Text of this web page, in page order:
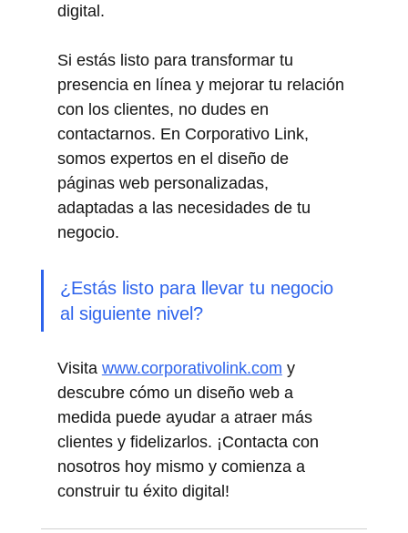
digital.
Si estás listo para transformar tu
presencia en línea y mejorar tu relación
con los clientes, no dudes en
contactarnos. En Corporativo Link,
somos expertos en el diseño de
páginas web personalizadas,
adaptadas a las necesidades de tu
negocio.
¿Estás listo para llevar tu negocio
al siguiente nivel?
Visita www.corporativolink.com y
descubre cómo un diseño web a
medida puede ayudar a atraer más
clientes y fidelizarlos. ¡Contacta con
nosotros hoy mismo y comienza a
construir tu éxito digital!